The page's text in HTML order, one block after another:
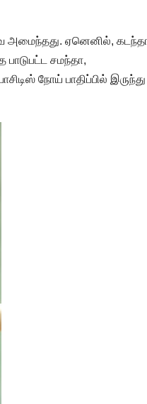
அமைந்தது. ஏனெனில்,
சமந்தா,
நோய் பாதிப்பில் இருந்து